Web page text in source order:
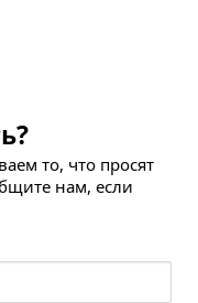
то, что просят
нам, если